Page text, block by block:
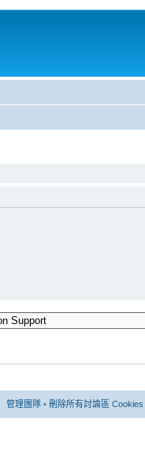
管理團隊 • 刪除所有討論區 Cookies